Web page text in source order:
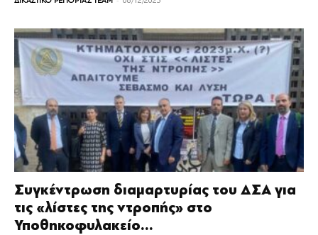
Συγκέντρωση διαμαρτυρίας του ΔΣΑ για
τις «λίστες της ντροπής» στο
Υποθηκοφυλακείο...